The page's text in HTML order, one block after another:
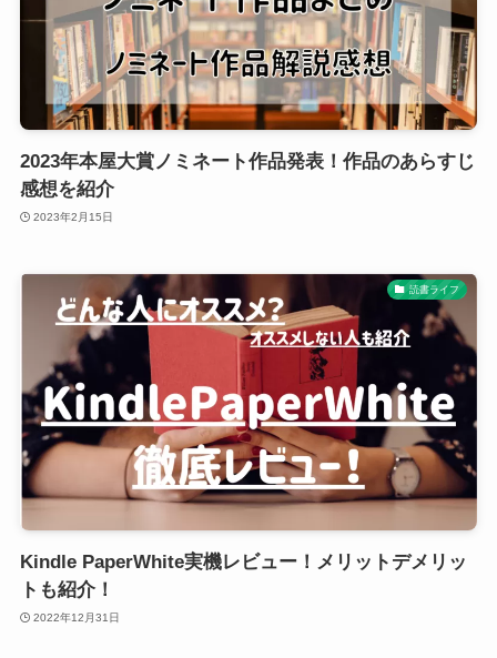
2023年本屋大賞ノミネート作品発表！作品のあらすじ
感想を紹介
2023年2月15日
読書ライフ
Kindle PaperWhite実機レビュー！メリットデメリッ
トも紹介！
2022年12月31日